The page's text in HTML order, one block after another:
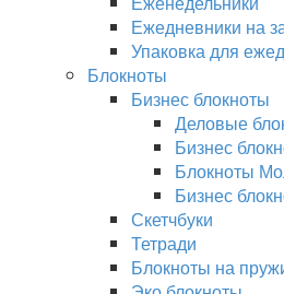
Ежедневники на
Упаковка для
Блокноты
Бизнес блокноты
Деловые
Бизнес
Блокноты
Бизнес
Скетчбуки
Тетради
Блокноты на